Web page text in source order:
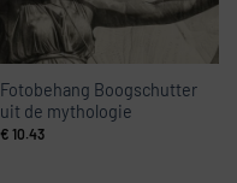
Fotobehang Boogschutter
uit de mythologie
€ 10.43